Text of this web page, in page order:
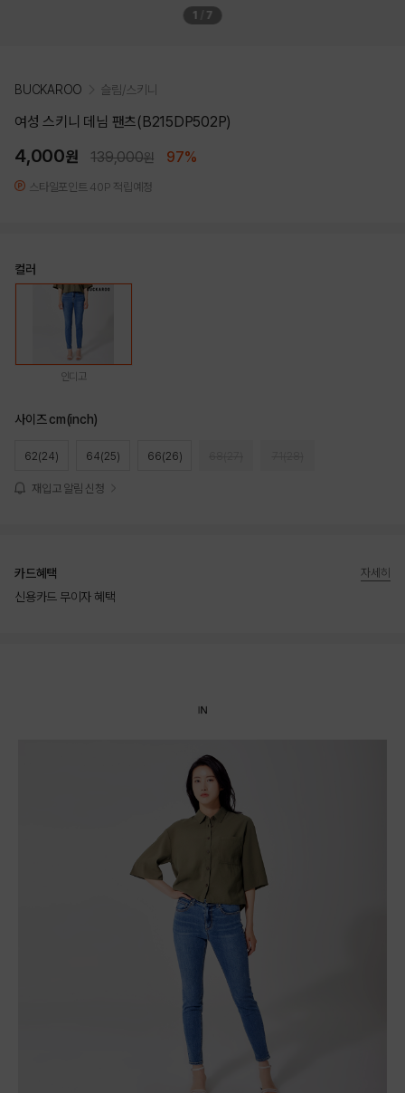
1 7
BUCKAROO 슬림/스키니
여성 스키니 데님 팬츠(B215DP502P)
4,000원 139,000원 97%
스타일포인트 40P 적립예정
컬러
인디고
사이즈 cm(inch)
62(24) 64(25) 66(26)
재입고 알림 신청
카드혜택
신용카드 무이자 혜택
자세히